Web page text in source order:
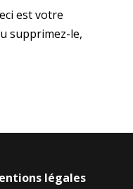
est votre
supprimez-le,
légales